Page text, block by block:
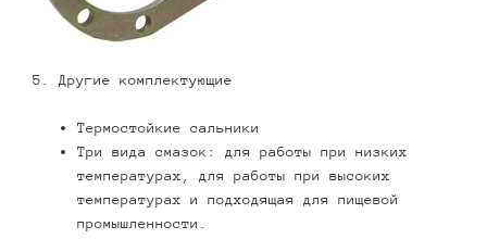
5. Другие комплектующие
Термостойкие сальники
Три вида смазок: для работы при низких
температурах, для работы при высоких
температурах и подходящая для пищевой
промышленности.